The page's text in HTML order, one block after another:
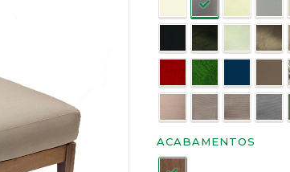
Acabamentos:
ACABAMENTOS